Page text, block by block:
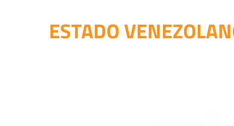
ESTADO